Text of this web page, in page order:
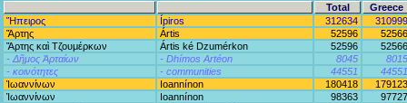
Total
Greece
Ἤπειρος
Ípiros 312634
310999
Ἄρτης
Ártis 52596
52566
Ἄρτης καὶ Τζουμέρκων
Ártis ké Dzumérkon 52596
52566
- Δῆμος Ἀρταίων
- Dhímos Artéon 8045
8015
- κοινότητες
- communities 44551
44551
Ἰωαννίνων
Ioannínon 180418
179123
Ἰωαννίνων
Ioannínon 98363
97727